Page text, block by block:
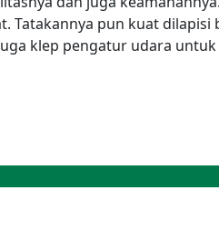
Tatakannya pun kuat dilapisi
klep pengatur udara